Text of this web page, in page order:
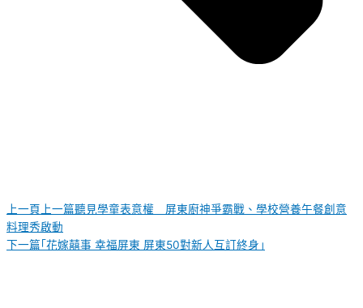
上一頁 上一篇聽見學童表意權 屏東廚神爭霸戰、學校營養午餐創意
料理秀啟動
下一篇｢花嫁囍事 幸福屏東 屏東50對新人互訂終身｣